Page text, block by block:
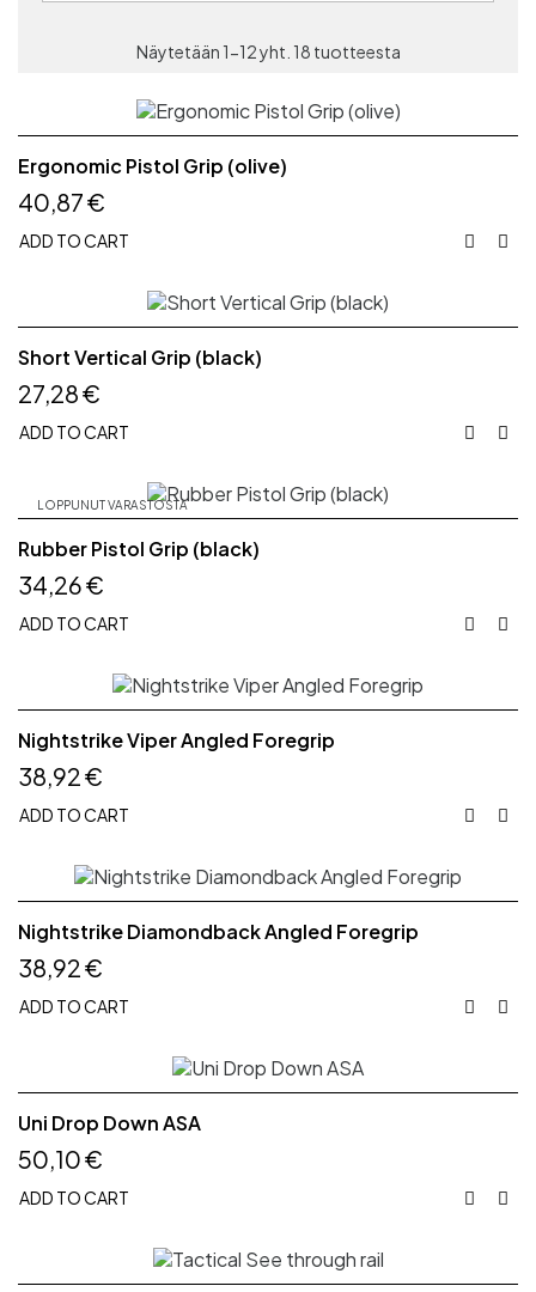
Näytetään 1-12 yht. 18 tuotteesta
Ergonomic Pistol Grip (olive)
40,87 €
ADD TO CART  
Short Vertical Grip (black)
27,28 €
ADD TO CART  
LOPPUNUT VARASTOSTA
Rubber Pistol Grip (black)
34,26 €
ADD TO CART  
Nightstrike Viper Angled Foregrip
38,92 €
ADD TO CART  
Nightstrike Diamondback Angled Foregrip
38,92 €
ADD TO CART  
Uni Drop Down ASA
50,10 €
ADD TO CART  